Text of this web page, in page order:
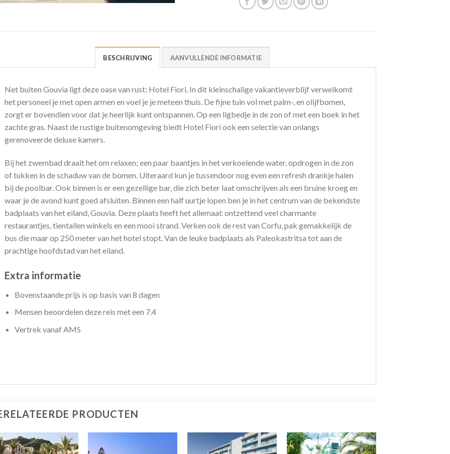
BESCHRIJVING AANVULLENDE INFORMATIE
Net buiten Gouvia ligt deze oase van rust: Hotel Fiori. In dit kleinschalige vakantieverblijf verwelkomt
het personeel je met open armen en voel je je meteen thuis. De fijne tuin vol met palm-, en olijfbomen,
zorgt er bovendien voor dat je heerlijk kunt ontspannen. Op een ligbedje in de zon of met een boek in het
zachte gras. Naast de rustige buitenomgeving biedt Hotel Fiori ook een selectie van onlangs
gerenoveerde deluxe kamers.
Bij het zwembad draait het om relaxen; een paar baantjes in het verkoelende water, opdrogen in de zon
of tukken in de schaduw van de bomen. Uiteraard kun je tussendoor nog even een refresh drankje halen
bij de poolbar. Ook binnen is er een gezellige bar, die zich beter laat omschrijven als een bruine kroeg en
waar je de avond kunt goed afsluiten. Binnen een half uurtje lopen ben je in het centrum van de bekendste
badplaats van het eiland, Gouvia. Deze plaats heeft het allemaal: ontzettend veel charmante
restaurantjes, tientallen winkels en een mooi strand. Verken ook de rest van Corfu, pak gemakkelijk de
bus die maar op 250 meter van het hotel stopt. Van de leuke badplaats als Paleokastritsa tot aan de
prachtige hoofdstad van het eiland.
Extra informatie
Bovenstaande prijs is op basis van 8 dagen
Mensen beoordelen deze reis met een 7.4
Vertrek vanaf AMS
PRODUCTEN